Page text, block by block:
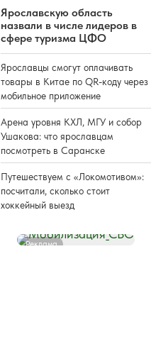
Ярославскую область
назвали в числе лидеров в
сфере туризма ЦФО
Ярославцы смогут оплачивать
товары в Китае по QR-коду через
мобильное приложение
Арена уровня КХЛ, МГУ и собор
Ушакова: что ярославцам
посмотреть в Саранске
Путешествуем с «Локомотивом»:
посчитали, сколько стоит
хоккейный выезд
Реклама